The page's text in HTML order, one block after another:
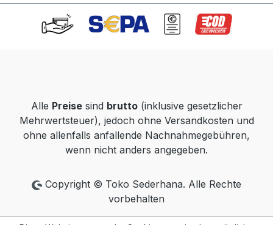
Alle Preisesind brutto(inklusive gesetzlicher
Mehrwertsteuer), jedoch ohne Versandkosten und
ohne allenfalls anfallende Nachnahmegebühren,
wenn nicht anders angegeben.
Copyright © Toko Sederhana. Alle Rechte
vorbehalten